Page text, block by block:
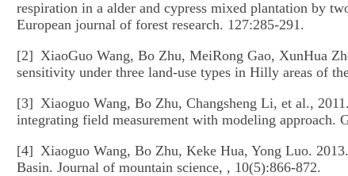
respiration in a alder and cypress mixed plantation by
European journal of forest research. 127:285-291.
[2] XiaoGuo Wang, Bo Zhu, MeiRong Gao, XunHua
sensitivity under three land-use types in Hilly areas of
[3] Xiaoguo Wang, Bo Zhu, Changsheng Li, et al.,
integrating field measurement with modeling approach.
[4] Xiaoguo Wang, Bo Zhu, Keke Hua, Yong Luo.
Basin. Journal of mountain science, , 10(5):866-872.